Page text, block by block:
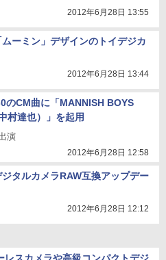
2012年6月28日 13:55
ーミン」デザインのトイデジカ
2012年6月28日 13:44
のCM曲に「MANNISH BOYS
村達也）」を起用
演
2012年6月28日 12:58
タルカメラRAW互換アップデー
2012年6月28日 12:12